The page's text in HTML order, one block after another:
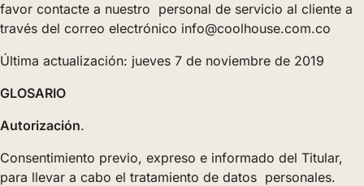
favor contacte a nuestro personal de servicio al cliente a
través del correo electrónico info@coolhouse.com.co
Última actualización: jueves 7 de noviembre de 2019
GLOSARIO
Autorización.
Consentimiento previo, expreso e informado del Titular,
para llevar a cabo el tratamiento de datos personales.